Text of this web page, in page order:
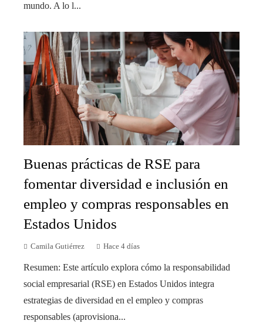
mundo. A lo l...
Buenas prácticas de RSE para
fomentar diversidad e inclusión en
empleo y compras responsables en
Estados Unidos
Camila Gutiérrez Hace 4 días
Resumen: Este artículo explora cómo la responsabilidad
social empresarial (RSE) en Estados Unidos integra
estrategias de diversidad en el empleo y compras
responsables (aprovisiona...